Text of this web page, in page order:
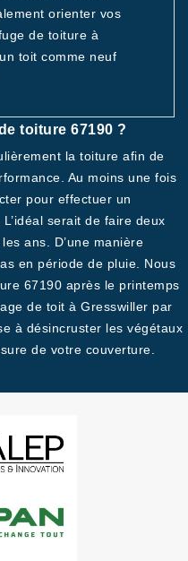
orienter vos
de toiture à
toit comme neuf
toiture 67190 ?
la toiture afin de
Au moins une fois
pour effectuer un
serait de faire deux
ans. D’une manière
en période de pluie. Nous
67190 après le printemps
de toit à Gresswiller par
à désincruster les végétaux
de votre couverture.